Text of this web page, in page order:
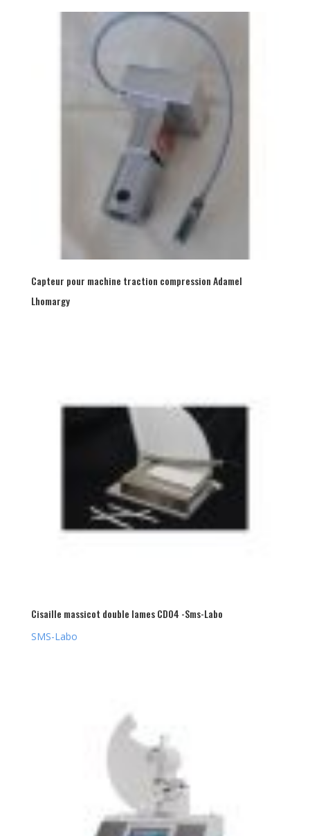
Capteur pour machine traction compression Adamel
Lhomargy
Cisaille massicot double lames CD04 -Sms-Labo
SMS-Labo